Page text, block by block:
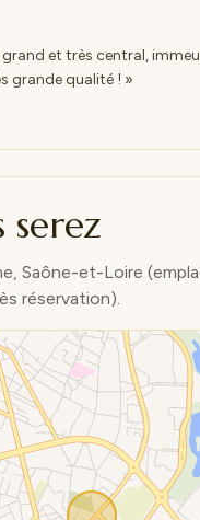
et très central,
grande qualité ! »
serez
Saône-et-Loire
réservation).